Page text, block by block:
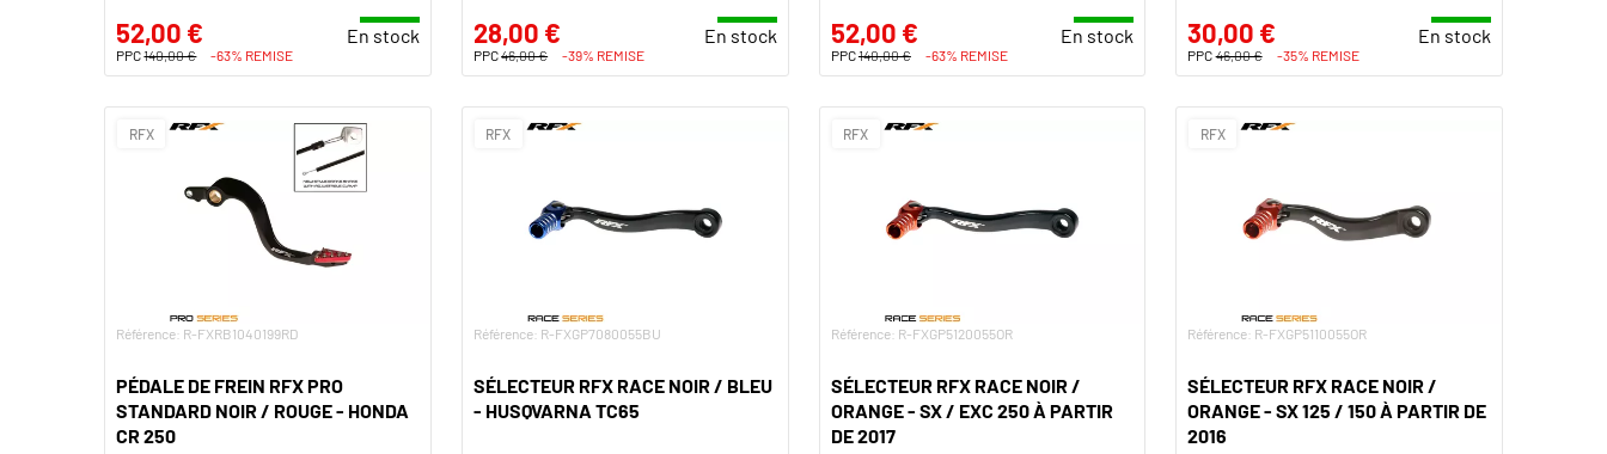
52,00 € En stock
PPC140,00 € -63% REMISE
28,00 € En stock
PPC46,00 € -39% REMISE
52,00 € En stock
PPC140,00 € -63% REMISE
30,00 € En stock
PPC46,00 € -35% REMISE
RFX
Référence: R-FXRB1040199RD
PÉDALE DE FREIN RFX PRO
STANDARD NOIR / ROUGE - HONDA
CR 250
RFX
Référence: R-FXGP7080055BU
SÉLECTEUR RFX RACE NOIR / BLEU
- HUSQVARNA TC65
RFX
Référence: R-FXGP5120055OR
SÉLECTEUR RFX RACE NOIR /
ORANGE - SX / EXC 250 À PARTIR
DE 2017
RFX
Référence: R-FXGP5110055OR
SÉLECTEUR RFX RACE NOIR /
ORANGE - SX 125 / 150 À PARTIR DE
2016